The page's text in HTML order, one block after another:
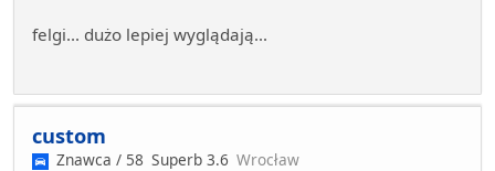
felgi... dużo lepiej wyglądają...
custom
Znawca / 58 Superb 3.6 Wrocław